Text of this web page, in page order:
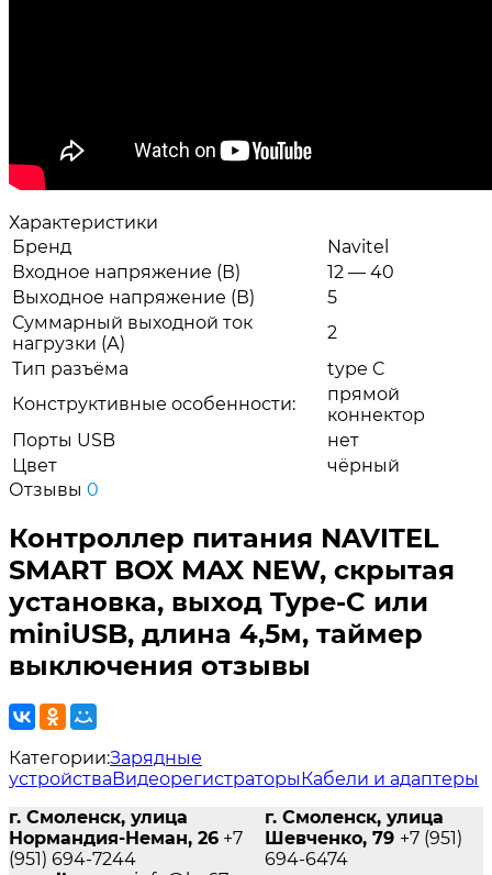
Характеристики
Бренд
Navitel
Входное напряжение (В)
12 — 40
Выходное напряжение (В)
5
Суммарный выходной ток
нагрузки (А)
2
Тип разъёма
type C
Конструктивные особенности:
прямой
коннектор
Порты USB
нет
Цвет
чёрный
Отзывы 0
Контроллер питания NAVITEL
SMART BOX MAX NEW, скрытая
установка, выход Type-C или
miniUSB, длина 4,5м, таймер
выключения отзывы
Категории:Зарядные
устройстваВидеорегистраторыКабели и адаптеры
г. Смоленск, улица
Нормандия-Неман, 26 +7
(951) 694-7244
г. Смоленск, улица
Шевченко, 79 +7 (951)
694-6474